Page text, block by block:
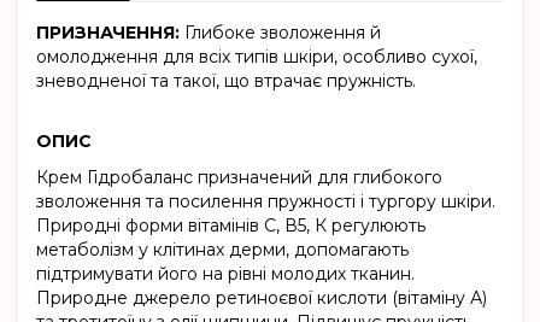
ПРИЗНАЧЕННЯ: Глибоке зволоження й
омолодження для всіх типів шкіри, особливо сухої,
зневодненої та такої, що втрачає пружність.
ОПИС
Крем Гідробаланс призначений для глибокого
зволоження та посилення пружності і тургору шкіри.
Природні форми вітамінів С, В5, К регулюють
метаболізм у клітинах дерми, допомагають
підтримувати його на рівні молодих тканин.
Природне джерело ретиноєвої кислоти (вітаміну А)